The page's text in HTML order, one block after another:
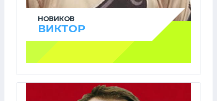
НОВИКОВ
ВИКТОР